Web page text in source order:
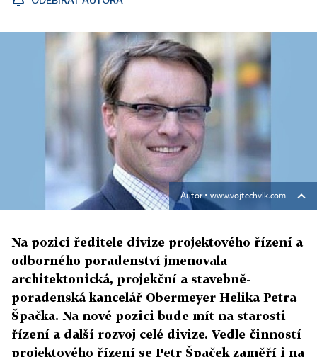
Autor ▪ www.vojtechvlk.com
Na pozici ředitele divize projektového řízení a
odborného poradenství jmenovala
architektonická, projekční a stavebně-
poradenská kancelář Obermeyer Helika Petra
Špačka. Na nové pozici bude mít na starosti
řízení a další rozvoj celé divize. Vedle činností
projektového řízení se Petr Špaček zaměří i na